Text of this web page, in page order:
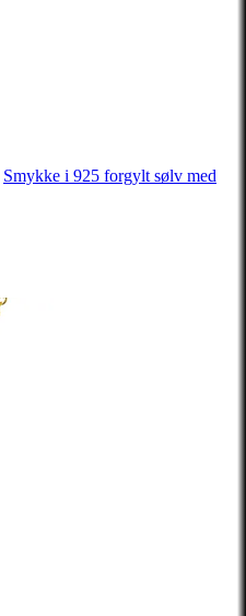
Smykke i 925 forgylt sølv med